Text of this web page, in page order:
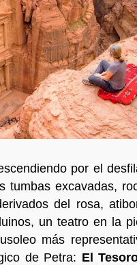
por el
tumbas excavadas,
del rosa,
un teatro en la
más
de Petra: El